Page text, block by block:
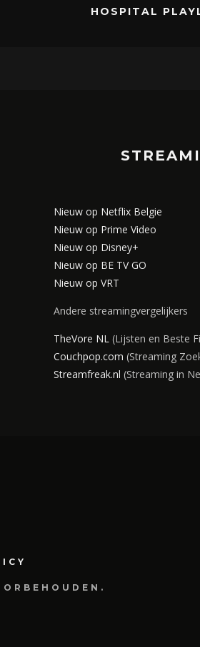
HOSPITAL
Nieuw op Netflix Belgie
Nieuw op Prime Video
Nieuw op Disney+
Nieuw op BE TV GO
Nieuw op VRT
Andere streamingvergelijkers
TheVore NL (Lijsten en Beste
Couchpop.com (Streaming
Streamfreak.nl (Streaming in